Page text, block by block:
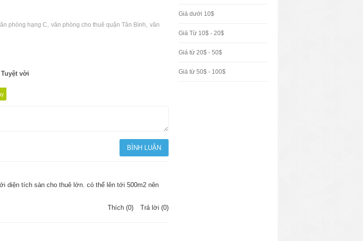
phòng hạng C văn phòng cho thuê quận Tân Bình
văn
Tuyệt vời
diện tích sàn cho thuê lớn. có thể lên tới 500m2 nên
Thích (0)
Trả lời (0)
Giá dưới 10$
Giá Từ 10$ - 20$
Giá từ 20$ - 50$
Giá từ 50$ - 100$